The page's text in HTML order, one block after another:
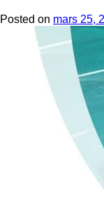
Posted on mars 25,